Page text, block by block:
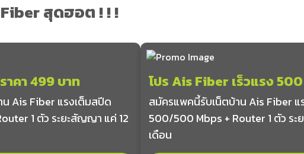
สุดฮอต ! ! !
าคา 499 บาท
Ais Fiber แรงเต็มสปีด
1 ตัว ระยะสัญญา แค่ 12
โปร Ais Fiber เร็วแรง
สมัครแพคนี้รับเน็ตบ้าน Ais Fiber แ
500/500 Mbps + Router 1 ตัว ร
เดือน